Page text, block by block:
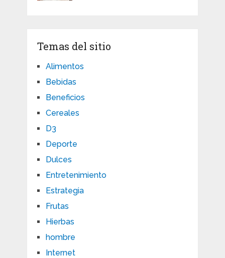
Temas del sitio
Alimentos
Bebidas
Beneficios
Cereales
D3
Deporte
Dulces
Entretenimiento
Estrategia
Frutas
Hierbas
hombre
Internet